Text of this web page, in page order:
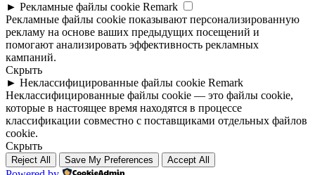
► Рекламные файлы cookie Remark
Рекламные файлы cookie показывают персонализированную
рекламу на основе ваших предыдущих посещений и
помогают анализировать эффективность рекламных
кампаний.
Скрыть
► Неклассифицированные файлы cookie Remark
Неклассифицированные файлы cookie — это файлы cookie,
которые в настоящее время находятся в процессе
классификации совместно с поставщиками отдельных файлов
cookie.
Скрыть
Reject All Save My Preferences Accept All